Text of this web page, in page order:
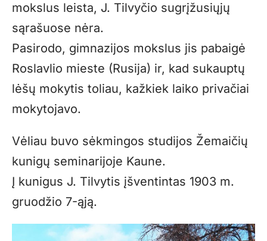
mokslus leista, J. Tilvyčio sugrįžusiųjų
sąrašuose nėra.
Pasirodo, gimnazijos mokslus jis pabaigė
Roslavlio mieste (Rusija) ir, kad sukauptų
lėšų mokytis toliau, kažkiek laiko privačiai
mokytojavo.
Vėliau buvo sėkmingos studijos Žemaičių
kunigų seminarijoje Kaune.
Į kunigus J. Tilvytis įšventintas 1903 m.
gruodžio 7-ąją.